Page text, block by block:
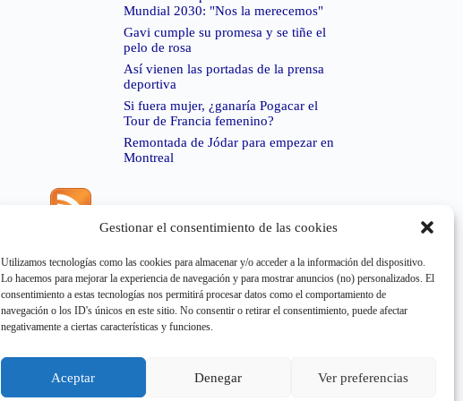
Gestionar el consentimiento de las cookies
Utilizamos tecnologías como las cookies para almacenar y/o acceder a la información del dispositivo.
Lo hacemos para mejorar la experiencia de navegación y para mostrar anuncios (no) personalizados. El
consentimiento a estas tecnologías nos permitirá procesar datos como el comportamiento de
navegación o los ID's únicos en este sitio. No consentir o retirar el consentimiento, puede afectar
negativamente a ciertas características y funciones.
Aceptar Denegar Ver preferencias
Mundial 2030: "Nos la merecemos"
Gavi cumple su promesa y se tiñe el
pelo de rosa
Así vienen las portadas de la prensa
deportiva
Si fuera mujer, ¿ganaría Pogacar el
Tour de Francia femenino?
Remontada de Jódar para empezar en
Montreal
Error de RSS:Retrieved unsupported status code
"404"